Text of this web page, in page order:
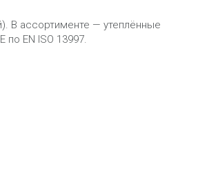
В ассортименте — утеплённые
EN ISO 13997.